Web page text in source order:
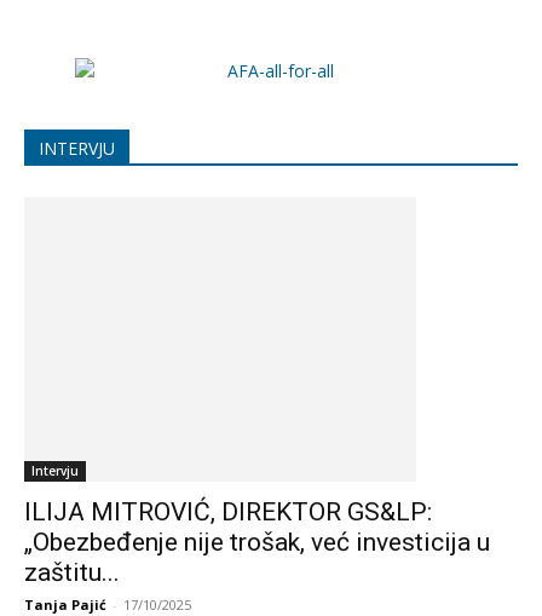
INTERVJU
Intervju
ILIJA MITROVIĆ, DIREKTOR GS&LP:
„Obezbeđenje nije trošak, već investicija u
zaštitu...
Tanja Pajić - 17/10/2025